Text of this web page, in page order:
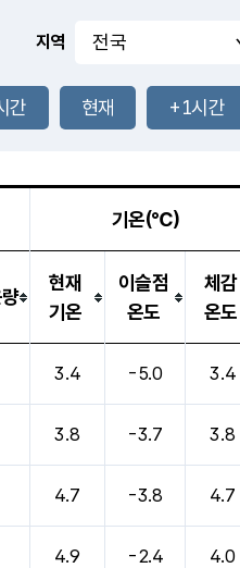
27.7
℃ -mm
지역
간 현재 +1시간
기온(℃)
현재
기온
이슬점
온도
체감
온도
3.4 -5.0 3.4
3.8 -3.7 3.8
4.7 -3.8 4.7
4.9 -2.4 4.0